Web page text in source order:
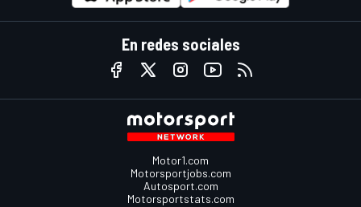
En redes sociales
Motor1.com
Motorsportjobs.com
Autosport.com
Motorsportstats.com